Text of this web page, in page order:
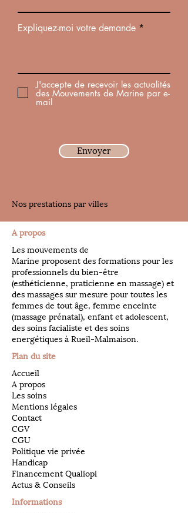
Expliquez-moi votre demande
J'accepte de recevoir les actualités
des Mouvements de Marine par e-
mail
Envoyer
Nos prestations par villes
A propos
Les mouvements de
Marine proposent des formations pour les
professionnels du bien-être
(esthéticienne, praticienne en massage) et
des massages sur mesure pour toutes les
femmes de tout âge, femme enceinte
(massage prénatal), enfant et adolescent,
des soins facialiste et des soins
energétiques à Rueil-Malmaison.
Plan du site
Accueil
A propos
Les soins
Mentions légales
Contact
CGV
CGU
Politique vie privée
Handicap
Financement Qualiopi
Actus & Conseils
Informations